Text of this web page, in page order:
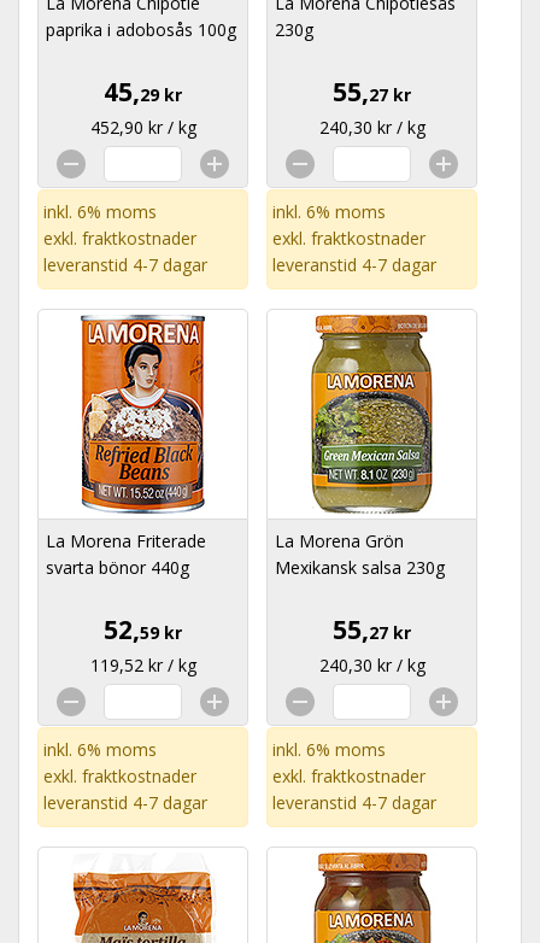
paprika i adobosås 100g
45,29 kr
452,90 kr / kg
inkl. 6% moms
exkl. fraktkostnader
leveranstid 4-7 dagar
230g
55,27 kr
240,30 kr / kg
inkl. 6% moms
exkl. fraktkostnader
leveranstid 4-7 dagar
La Morena Friterade
svarta bönor 440g
52,59 kr
119,52 kr / kg
inkl. 6% moms
exkl. fraktkostnader
leveranstid 4-7 dagar
La Morena Grön
Mexikansk salsa 230g
55,27 kr
240,30 kr / kg
inkl. 6% moms
exkl. fraktkostnader
leveranstid 4-7 dagar